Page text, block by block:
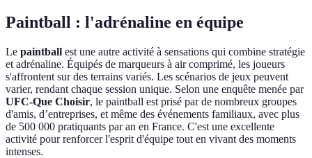
Paintball : l'adrénaline en équipe
Le paintball est une autre activité à sensations qui combine stratégie
et adrénaline. Équipés de marqueurs à air comprimé, les joueurs
s'affrontent sur des terrains variés. Les scénarios de jeux peuvent
varier, rendant chaque session unique. Selon une enquête menée par
UFC-Que Choisir, le paintball est prisé par de nombreux groupes
d'amis, d’entreprises, et même des événements familiaux, avec plus
de 500 000 pratiquants par an en France. C'est une excellente
activité pour renforcer l'esprit d'équipe tout en vivant des moments
intenses.